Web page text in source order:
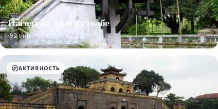
Пагода на одном столбе
2 мин
АКТИВНОСТЬ